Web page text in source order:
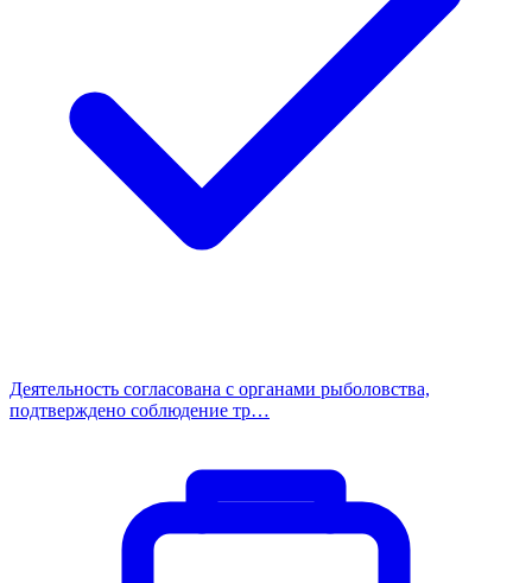
Деятельность согласована с органами рыболовства,
подтверждено соблюдение тр…